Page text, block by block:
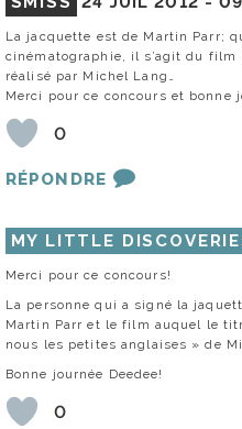
La jacquette est de Martin Parr;
cinématographie, il s’agit du
réalisé par Michel Lang…
Merci pour ce concours et bonne
0
RÉPONDRE
MY LITTLE
Merci pour ce concours!
La personne qui a signé la
Martin Parr et le film auquel le
nous les petites anglaises » de
Bonne journée Deedee!
0